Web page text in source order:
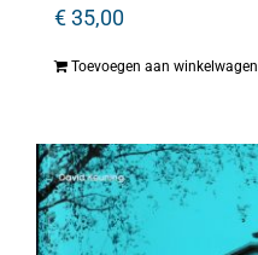
€35,00
Toevoegen aan winkelwagen